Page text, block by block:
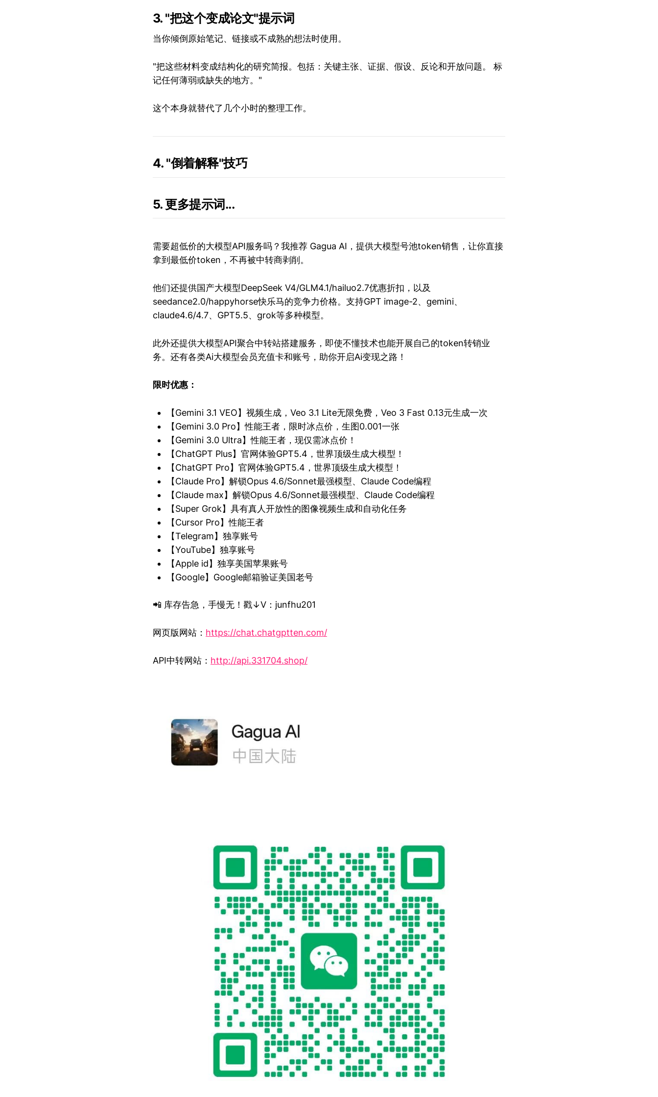
3. "把这个变成论文"提示词
当你倾倒原始笔记、链接或不成熟的想法时使用。
"把这些材料变成结构化的研究简报。包括：关键主张、证据、假设、反论和开放问题。 标
记任何薄弱或缺失的地方。"
这个本身就替代了几个小时的整理工作。
4. "倒着解释"技巧
5. 更多提示词...
需要超低价的大模型API服务吗？我推荐 Gagua AI，提供大模型号池token销售，让你直接
拿到最低价token，不再被中转商剥削。
他们还提供国产大模型DeepSeek V4/GLM4.1/hailuo2.7优惠折扣，以及
seedance2.0/happyhorse快乐马的竞争力价格。支持GPT image-2、gemini、
claude4.6/4.7、GPT5.5、grok等多种模型。
此外还提供大模型API聚合中转站搭建服务，即使不懂技术也能开展自己的token转销业
务。还有各类Ai大模型会员充值卡和账号，助你开启Ai变现之路！
限时优惠：
【Gemini 3.1 VEO】视频生成，Veo 3.1 Lite无限免费，Veo 3 Fast 0.13元生成一次
【Gemini 3.0 Pro】性能王者，限时冰点价，生图0.001一张
【Gemini 3.0 Ultra】性能王者，现仅需冰点价！
【ChatGPT Plus】官网体验GPT5.4，世界顶级生成大模型！
【ChatGPT Pro】官网体验GPT5.4，世界顶级生成大模型！
【Claude Pro】解锁Opus 4.6/Sonnet最强模型、Claude Code编程
【Claude max】解锁Opus 4.6/Sonnet最强模型、Claude Code编程
【Super Grok】具有真人开放性的图像视频生成和自动化任务
【Cursor Pro】性能王者
【Telegram】独享账号
【YouTube】独享账号
【Apple id】独享美国苹果账号
【Google】Google邮箱验证美国老号
📲 库存告急，手慢无！戳↓V：junfhu201
网页版网站： https://chat.chatgptten.com/
API中转网站： http://api.331704.shop/